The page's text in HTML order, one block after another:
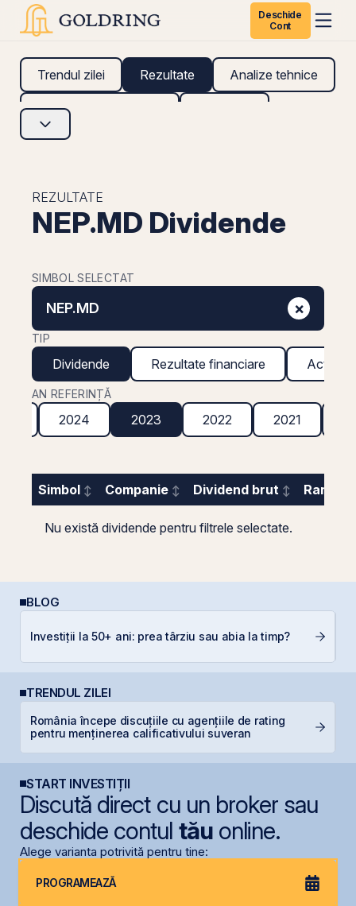
Deschide
Cont
Trendul zilei Rezultate Analize tehnice
Analize fundamentale
REZULTATE
NEP.MD Dividende
SIMBOL SELECTAT
NEP.MD ×
TIP
Dividende Rezultate financiare Acțiuni
AN REFERINȚĂ
2024 2023 2022 2021
Simbol Companie Dividend brut
Nu există dividende pentru filtrele selectate.
BLOG
Investiții la 50+ ani: prea târziu sau abia la timp?
TRENDUL ZILEI
România începe discuțiile cu agențiile de rating
pentru menținerea calificativului suveran
START INVESTIȚII
Discută direct cu un broker sau
deschide contul tăuonline.
Alege varianta potrivită pentru tine:
PROGRAMEAZĂ